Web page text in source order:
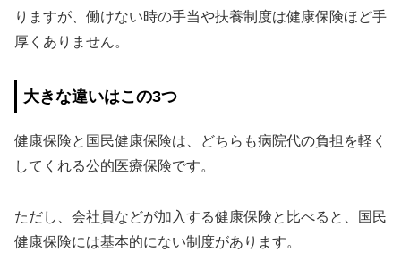
りますが、働けない時の手当や扶養制度は健康保険ほど手
厚くありません。
大きな違いはこの3つ
健康保険と国民健康保険は、どちらも病院代の負担を軽く
してくれる公的医療保険です。
ただし、会社員などが加入する健康保険と比べると、国民
健康保険には基本的にない制度があります。